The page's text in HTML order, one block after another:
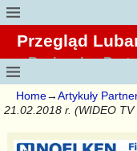
Przegląd
Regionalny
Home→Artykuły
21.02.2018 r. (WIDEO TV